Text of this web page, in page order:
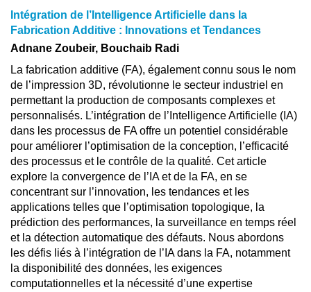
Intégration de l’Intelligence Artificielle dans la
Fabrication Additive : Innovations et Tendances
Adnane Zoubeir, Bouchaib Radi
La fabrication additive (FA), également connu sous le nom
de l’impression 3D, révolutionne le secteur industriel en
permettant la production de composants complexes et
personnalisés. L’intégration de l’Intelligence Artificielle (IA)
dans les processus de FA offre un potentiel considérable
pour améliorer l’optimisation de la conception, l’efficacité
des processus et le contrôle de la qualité. Cet article
explore la convergence de l’IA et de la FA, en se
concentrant sur l’innovation, les tendances et les
applications telles que l’optimisation topologique, la
prédiction des performances, la surveillance en temps réel
et la détection automatique des défauts. Nous abordons
les défis liés à l’intégration de l’IA dans la FA, notamment
la disponibilité des données, les exigences
computationnelles et la nécessité d’une expertise